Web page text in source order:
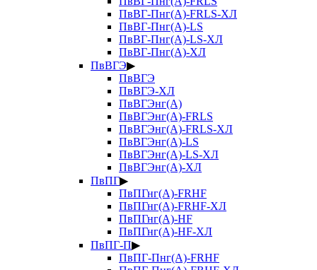
ПвВГ-Пнг(А)-FRLS-ХЛ
ПвВГ-Пнг(А)-LS
ПвВГ-Пнг(А)-LS-ХЛ
ПвВГ-Пнг(А)-ХЛ
ПвВГЭ▶
ПвВГЭ
ПвВГЭ-ХЛ
ПвВГЭнг(А)
ПвВГЭнг(А)-FRLS
ПвВГЭнг(А)-FRLS-ХЛ
ПвВГЭнг(А)-LS
ПвВГЭнг(А)-LS-ХЛ
ПвВГЭнг(А)-ХЛ
ПвПГ▶
ПвПГнг(А)-FRHF
ПвПГнг(А)-FRHF-ХЛ
ПвПГнг(А)-HF
ПвПГнг(А)-HF-ХЛ
ПвПГ-П▶
ПвПГ-Пнг(А)-FRHF